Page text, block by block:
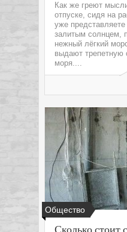
Как же греют
отпуске, сидя на
уже
залитым солнцем,
нежный лёгкий
выдают
моря....
Общество
Сколько стоит